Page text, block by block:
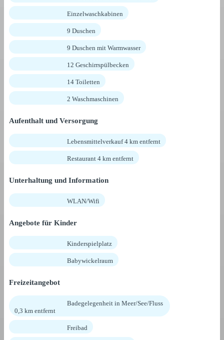
Einzelwaschkabinen
9 Duschen
9 Duschen mit Warmwasser
12 Geschirrspülbecken
14 Toiletten
2 Waschmaschinen
Aufenthalt und Versorgung
Lebensmittelverkauf 4 km entfernt
Restaurant 4 km entfernt
Unterhaltung und Information
WLAN/Wifi
Angebote für Kinder
Kinderspielplatz
Babywickelraum
Freizeitangebot
Badegelegenheit in Meer/See/Fluss
0,3 km entfernt
Freibad